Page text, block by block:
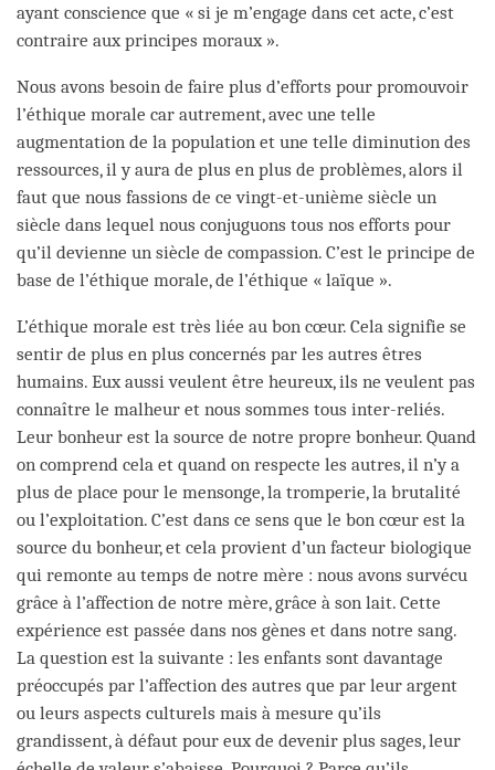
ayant conscience que « si je m’engage dans cet acte, c’est
contraire aux principes moraux ».
Nous avons besoin de faire plus d’efforts pour promouvoir
l’éthique morale car autrement, avec une telle
augmentation de la population et une telle diminution des
ressources, il y aura de plus en plus de problèmes, alors il
faut que nous fassions de ce vingt-et-unième siècle un
siècle dans lequel nous conjuguons tous nos efforts pour
qu’il devienne un siècle de compassion. C’est le principe de
base de l’éthique morale, de l’éthique « laïque ».
L’éthique morale est très liée au bon cœur. Cela signifie se
sentir de plus en plus concernés par les autres êtres
humains. Eux aussi veulent être heureux, ils ne veulent pas
connaître le malheur et nous sommes tous inter-reliés.
Leur bonheur est la source de notre propre bonheur. Quand
on comprend cela et quand on respecte les autres, il n’y a
plus de place pour le mensonge, la tromperie, la brutalité
ou l’exploitation. C’est dans ce sens que le bon cœur est la
source du bonheur, et cela provient d’un facteur biologique
qui remonte au temps de notre mère : nous avons survécu
grâce à l’affection de notre mère, grâce à son lait. Cette
expérience est passée dans nos gènes et dans notre sang.
La question est la suivante : les enfants sont davantage
préoccupés par l’affection des autres que par leur argent
ou leurs aspects culturels mais à mesure qu’ils
grandissent, à défaut pour eux de devenir plus sages, leur